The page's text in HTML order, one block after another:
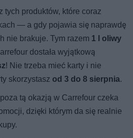
tych produktów, które coraz
— a gdy pojawia się naprawdę
nie brakuje. Tym razem 1 l oliwy
dostała wyjątkową
! Nie trzeba mieć karty i nie
skorzystasz od 3 do 8 sierpnia.
tą okazją w Carrefour czeka
dzięki którym da się realnie